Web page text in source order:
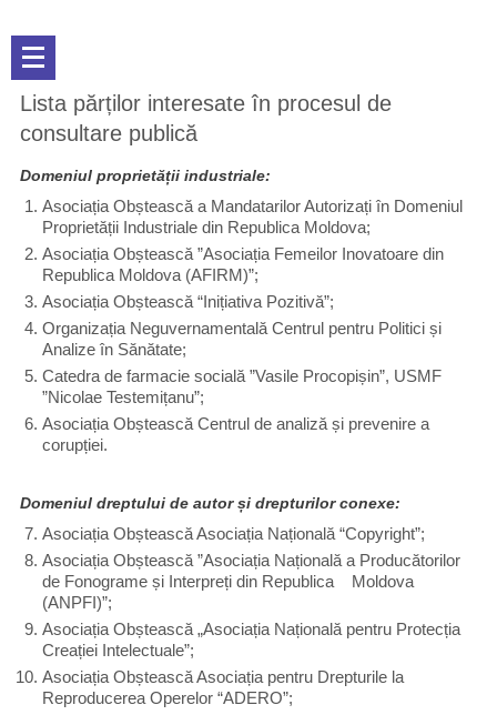
Lista părților interesate în procesul de
consultare publică
Domeniul proprietății industriale:
Asociația Obștească a Mandatarilor Autorizați în Domeniul
Proprietății Industriale din Republica Moldova;
Asociația Obștească ”Asociația Femeilor Inovatoare din
Republica Moldova (AFIRM)”;
Asociația Obștească “Inițiativa Pozitivă”;
Organizația Neguvernamentală Centrul pentru Politici și
Analize în Sănătate;
Catedra de farmacie socială ”Vasile Procopișin”, USMF
”Nicolae Testemițanu”;
Asociația Obștească Centrul de analiză și prevenire a
corupției.
Domeniul dreptului de autor și drepturilor conexe:
Asociația Obștească Asociația Națională “Copyright”;
Asociația Obștească ”Asociația Națională a Producătorilor
de Fonograme și Interpreți din Republica Moldova
(ANPFI)”;
Asociația Obștească „Asociația Națională pentru Protecția
Creației Intelectuale”;
Asociația Obștească Asociația pentru Drepturile la
Reproducerea Operelor “ADERO”;